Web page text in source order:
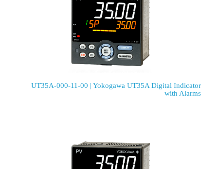
UT35A-000-11-00 | Yokogawa UT35A Digital Indicator
with Alarms